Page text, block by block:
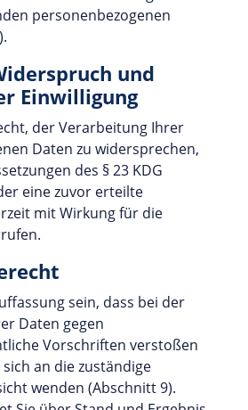
personenbezogenen
und
Einwilligung
der Verarbeitung Ihrer
Daten zu widersprechen,
des § 23 KDG
eine zuvor erteilte
mit Wirkung für die
sein, dass bei der
Daten gegen
Vorschriften verstoßen
an die zuständige
wenden (Abschnitt 9).